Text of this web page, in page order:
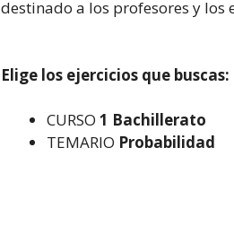
destinado a los profesores y los
Elige los ejercicios que buscas:
CURSO 1 Bachillerato
TEMARIO Probabilidad